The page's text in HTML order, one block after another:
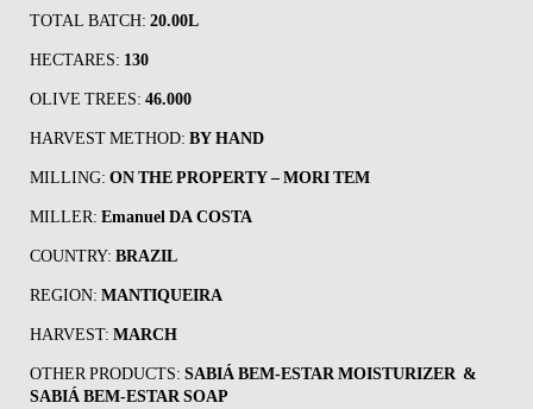
TOTAL BATCH: 20.00L
HECTARES: 130
OLIVE TREES: 46.000
HARVEST METHOD: BY HAND
MILLING: ON THE PROPERTY – MORI TEM
MILLER: Emanuel DA COSTA
COUNTRY: BRAZIL
REGION: MANTIQUEIRA
HARVEST: MARCH
OTHER PRODUCTS: SABIÁBEM-ESTARMOISTURIZER &
SABIÁBEM-ESTARSOAP